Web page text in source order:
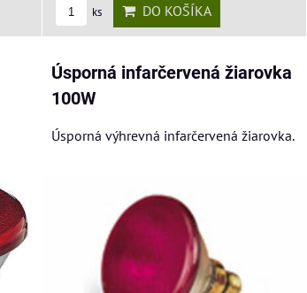
ks DO KOŠÍKA
Úsporná infarčervená žiarovka
100W
Úsporná výhrevná infarčervená žiarovka.